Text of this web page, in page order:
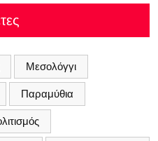
Μεσολόγγι
Παραμύθια